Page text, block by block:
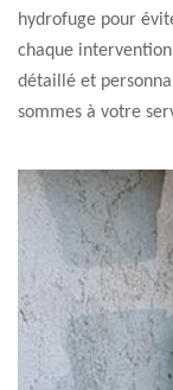
hydrofuge pour
chaque
détaillé et
sommes à votre